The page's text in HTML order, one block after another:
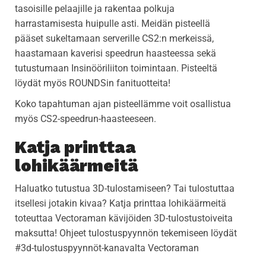
tasoisille pelaajille ja rakentaa polkuja
harrastamisesta huipulle asti. Meidän pisteellä
pääset sukeltamaan serverille CS2:n merkeissä,
haastamaan kaverisi speedrun haasteessa sekä
tutustumaan Insinööriliiton toimintaan. Pisteeltä
löydät myös ROUNDSin fanituotteita!
Koko tapahtuman ajan pisteellämme voit osallistua
myös CS2-speedrun-haasteeseen.
Katja printtaa
lohikäärmeitä
Haluatko tutustua 3D-tulostamiseen? Tai tulostuttaa
itsellesi jotakin kivaa? Katja printtaa lohikäärmeitä
toteuttaa Vectoraman kävijöiden 3D-tulostustoiveita
maksutta! Ohjeet tulostuspyynnön tekemiseen löydät
#3d-tulostuspyynnöt-kanavalta Vectoraman